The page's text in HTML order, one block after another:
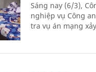
Sáng nay (6/3),
nghiệp vụ Công
tra vụ án mạng